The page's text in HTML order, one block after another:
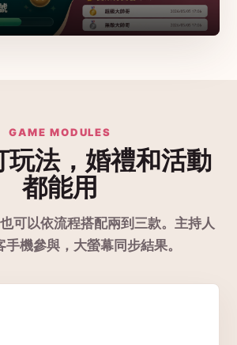
GAME MODULES
玩法，婚禮和活動
都能用
可以依流程搭配兩到三款。主持人
手機參與，大螢幕同步結果。